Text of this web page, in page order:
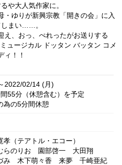
や大人気作家に。
・ゆりが新興宗教「開きの会」に入
しまい……。
え、おっ、ぺれったがお送りする
ュージカル ドッタン バッタン コメ
ィ！！
2022/02/14 (月)
間55分（休憩含む）を予定
為の5分間休憩
孝（テアトル・エコー）
らのりお 園部啓一
大田翔
み 木下萌々香 来夢
千崎亜紀